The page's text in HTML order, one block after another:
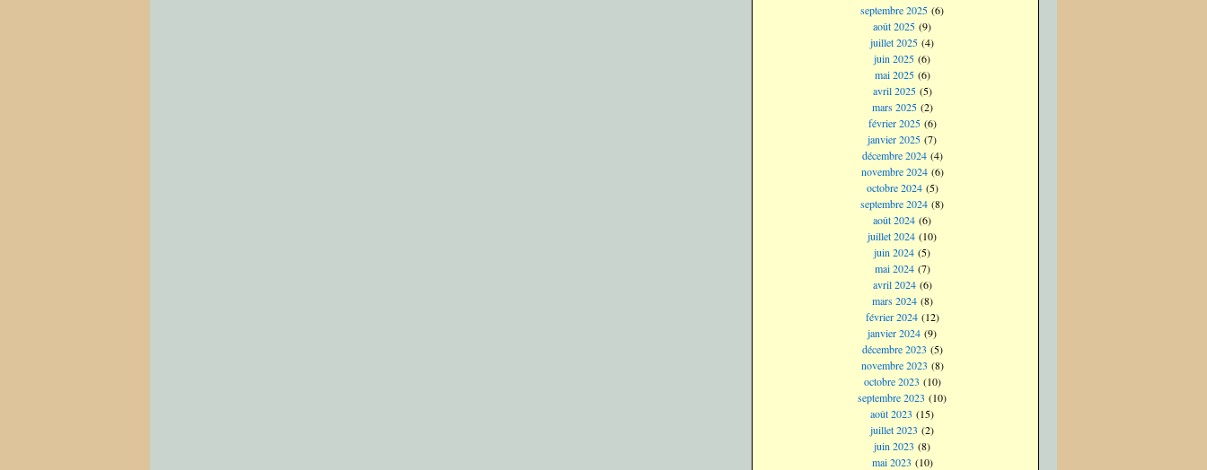
septembre 2025 (6)
août 2025 (9)
juillet 2025 (4)
juin 2025 (6)
mai 2025(6)
avril 2025(5)
mars 2025(2)
février 2025(6)
janvier 2025 (7)
décembre 2024(4)
novembre 2024(6)
octobre 2024(5)
septembre 2024 (8)
août 2024 (6)
juillet 2024 (10)
juin 2024 (5)
mai 2024(7)
avril 2024(6)
mars 2024(8)
février 2024(12)
janvier 2024 (9)
décembre 2023 (5)
novembre 2023 (8)
octobre 2023 (10)
septembre 2023 (10)
août 2023 (15)
juillet 2023 (2)
juin 2023 (8)
mai 2023 (10)